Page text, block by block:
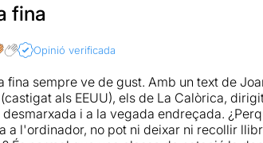
el muntatge aborda un tema
veure-hi representats també als
similars. Malgrat això, el talent de
i la seva mala llet retratant situacions
fina
Opinió verificada
fina sempre ve de gust. Amb un text de
als EEUU), els de La Calòrica,
desmarxada i a la vegada endreçada.
a l'ordinador, no pot ni deixar ni recollir